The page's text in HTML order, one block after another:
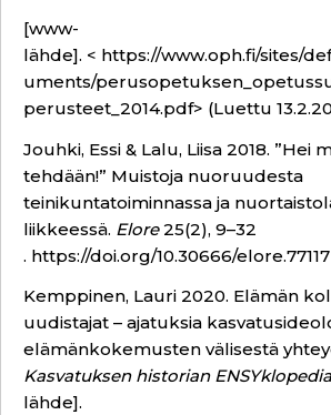
[www-
lähde]. < https://www.oph.fi/sites/
uments/
perusteet_2014.pdf> (Luettu
Jouhki, Essi & Lalu, Liisa 2018. ”Hei
tehdään!” Muistoja nuoruudesta
teinikuntatoiminnassa ja
liikkeessä. Elore25(2), 9–32
. https://doi.org/10.30666/elore.77117
Kemppinen, Lauri 2020. Elämän
uudistajat – ajatuksia
elämänkokemusten välisestä
Kasvatuksen historian ENSYklopedia
lähde].